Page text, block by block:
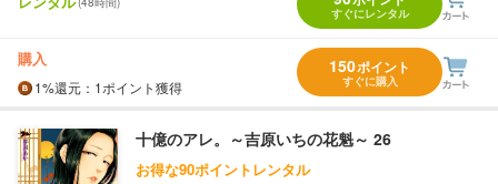
すぐにレンタル
購入
1%還元 ：1ポイント獲得
150ポイント
すぐに購入
十億のアレ。～吉原いちの花魁～ 26
お得な90ポイントレンタル